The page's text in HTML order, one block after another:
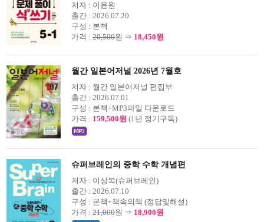
저자 : 이윤원
출간 : 2026.07.20
구성 : 본책
가격 : 20,500원 ⇒ 18,450원
월간 일본어저널 2026년 7월호
저자 : 월간 일본어저널 편집부
출간 : 2026.07.01
구성 : 본책+MP3파일 다운로드
가격 : 159,500원 (1년 정기구독)
슈퍼브레인의 중학 수학 개념편
저자 : 이상복(슈퍼브레인)
출간 : 2026.07.10
구성 : 본책+책속의책 (정답및해설)
가격 : 21,000원 ⇒ 18,900원